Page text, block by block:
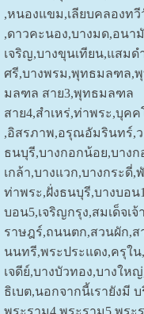
,หนองแขม,เลียบคลองท
,ดาวคะนอง,บางมด,อนา
เจริญ,บางขุนเทียน,แสม
ศรี,บางพรม,พุทธมลฑล,
มลฑล สาย3,พุทธมลฑล
สาย4,สำเหร่,ท่าพระ,บุค
,อิสรภาพ,อรุณอัมรินทร์,
ธนบุรี,บางกอกน้อย,บาง
เกล้า,บางแวก,บางกระดี่
ท่าพระ,ฝั่งธนบุรี,บางบอน
บอน5,เจริญกรุง,สมเด็จเ
ราษฎร์,ถนนตก,สวนผัก,ส
นนทรี,พระประแดง,ครุใ
เจดีย์,บางบัวทอง,บางใ
ธิเบต,นอกจากนี้เรายังมี
พระราม4,พระราม5,พระ